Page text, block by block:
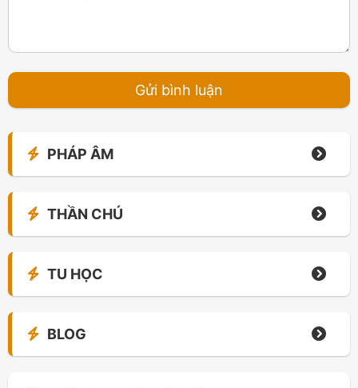
PHÁP ÂM
THẦN CHÚ
TU HỌC
BLOG